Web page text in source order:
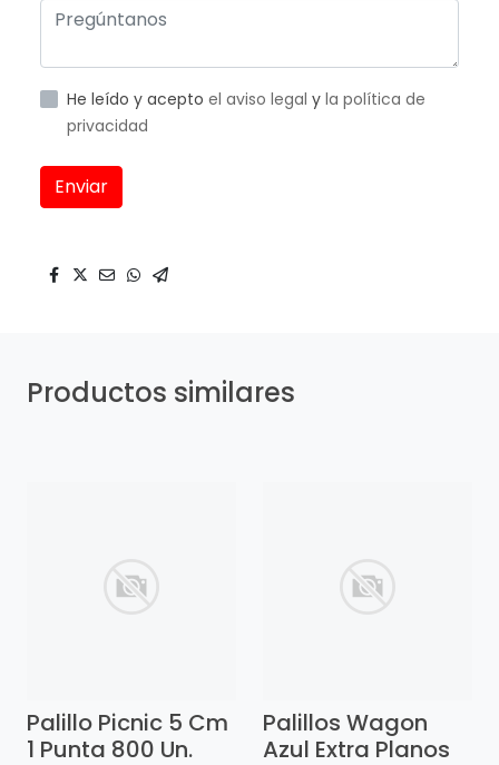
He leído y acepto el aviso legal y la política de
privacidad
Enviar
Productos similares
Palillo Picnic 5 Cm
1 Punta 800 Un.
Palillos Wagon
Azul Extra Planos